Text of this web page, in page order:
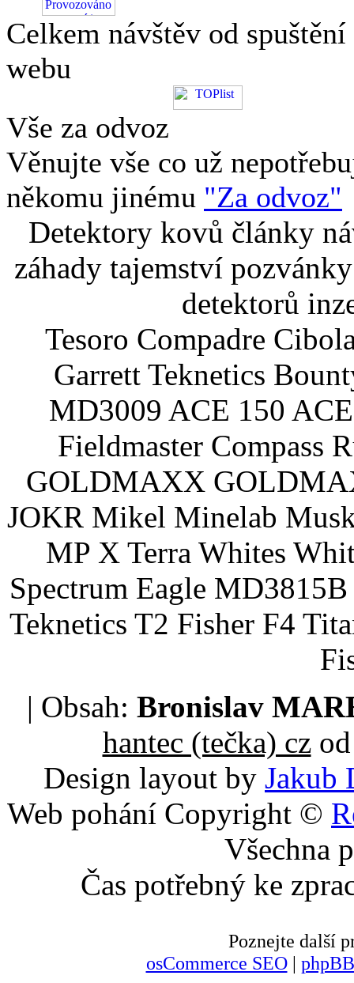
Celkem návštěv od spuštění
webu
Vše za odvoz
Věnujte vše co už
někomu jinému "Za odvoz"
Detektory kovů články
záhady tajemství
detektorů
Tesoro Compadre
Garrett Teknetics
MD3009 ACE 150
Fieldmaster Compass
GOLDMAXX
JOKR Mikel Minelab
MP X Terra Whites
Spectrum Eagle
Teknetics T2 Fisher F4
| Obsah: Bronislav
hantec (tečka) czod
Design layout by Jakub
Web pohání Copyright ©
Všechna
Čas potřebný ke
Poznejte další
osCommerce SEO|